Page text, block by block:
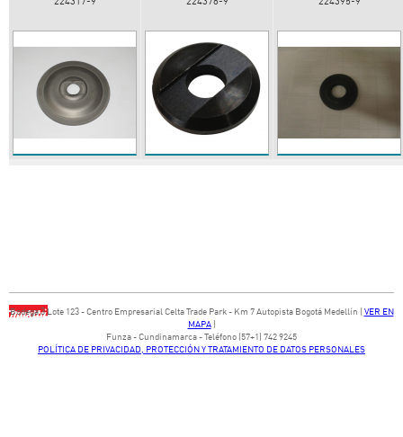
Bodega ​3 Lote ​123 - ​Centro Empresarial Celta Trade Park - ​Km 7 Autopista Bogotá Medellín​ ( VER EN
MAPA)
​Funza - Cundinamarca - Teléfono (57+1) 742 9245
POLÍTICA DE PRIVACIDAD, PROTECCIÓN Y TRATAMIENTO DE DATOS PERSONALES